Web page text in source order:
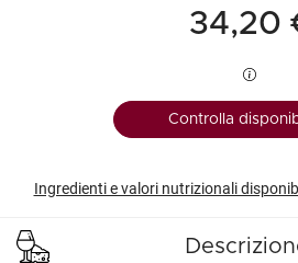
34,20
Controlla
Ingredienti e valori nutrizionali